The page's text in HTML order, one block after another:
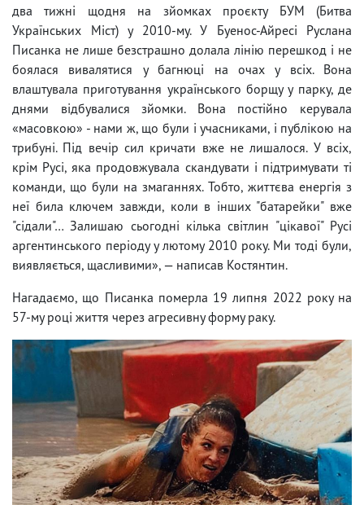
два тижні щодня на зйомках проєкту БУМ (Битва
Українських Міст) у 2010-му. У Буенос-Айресі Руслана
Писанка не лише безстрашно долала лінію перешкод і не
боялася вивалятися у багнюці на очах у всіх. Вона
влаштувала приготування українського борщу у парку, де
днями відбувалися зйомки. Вона постійно керувала
«масовкою» - нами ж, що були і учасниками, і публікою на
трибуні. Під вечір сил кричати вже не лишалося. У всіх,
крім Русі, яка продовжувала скандувати і підтримувати ті
команди, що були на змаганнях. Тобто, життєва енергія з
неї била ключем завжди, коли в інших "батарейки" вже
"сідали"… Залишаю сьогодні кілька світлин "цікавої" Русі
аргентинського періоду у лютому 2010 року. Ми тоді були,
виявляється, щасливими», — написав Костянтин.
Нагадаємо, що Писанка померла 19 липня 2022 року на
57-му році життя через агресивну форму раку.